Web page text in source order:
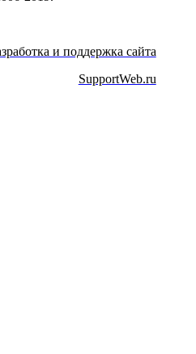
и поддержка сайта
SupportWeb.ru